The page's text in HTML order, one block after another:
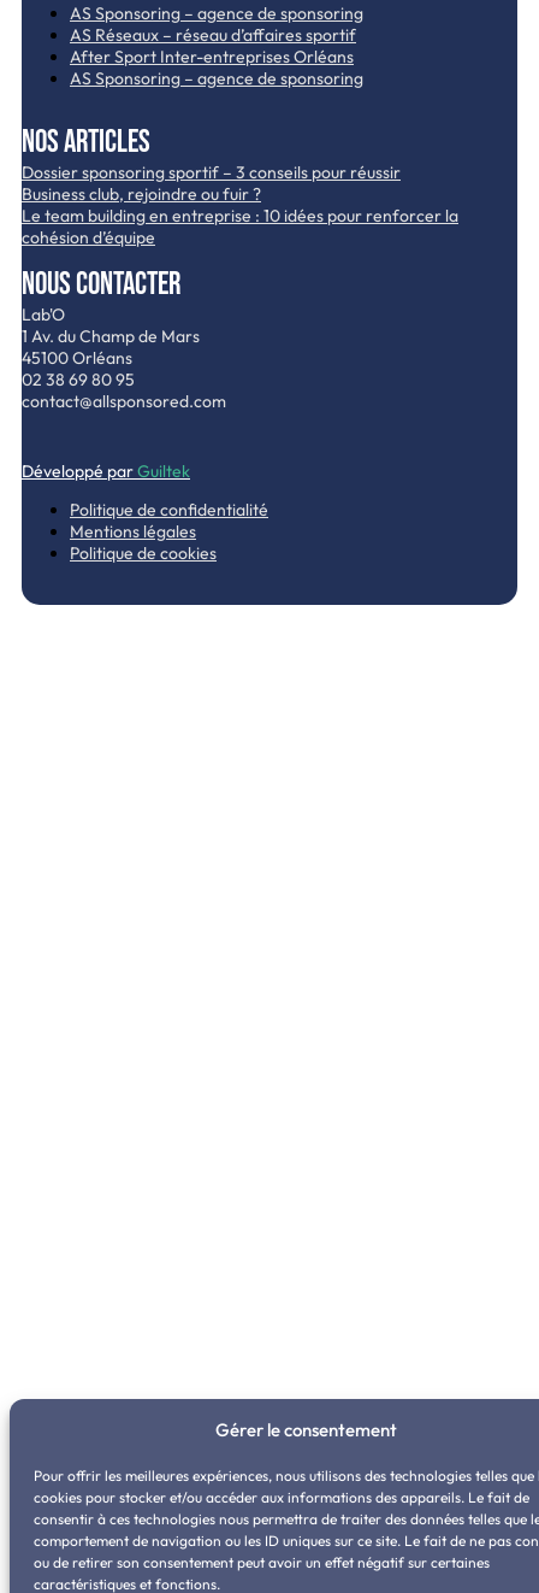
Gérer le consentement
Pour offrir les meilleures expériences, nous utilisons des technologies telles que
cookies pour stocker et/ou accéder aux informations des appareils. Le fait de
consentir à ces technologies nous permettra de traiter des données telles que
comportement de navigation ou les ID uniques sur ce site. Le fait de ne pas
ou de retirer son consentement peut avoir un effet négatif sur certaines
caractéristiques et fonctions.
AS Sponsoring – agence de sponsoring
AS Réseaux – réseau d’affaires sportif
After Sport Inter-entreprises Orléans
AS Sponsoring – agence de sponsoring
Nos articles
Dossier sponsoring sportif – 3 conseils pour réussir
Business club, rejoindre ou fuir ?
Le team building en entreprise : 10 idées pour renforcer la
cohésion d’équipe
Nous contacter
Lab'O
1 Av. du Champ de Mars
45100 Orléans
02 38 69 80 95
contact@allsponsored.com
Développé parGuiltek
Politique de confidentialité
Mentions légales
Politique de cookies